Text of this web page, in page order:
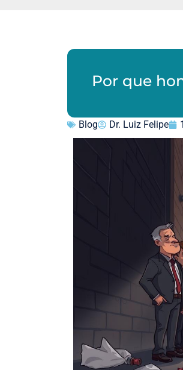
Por que
Blog Dr. Luiz Felipe